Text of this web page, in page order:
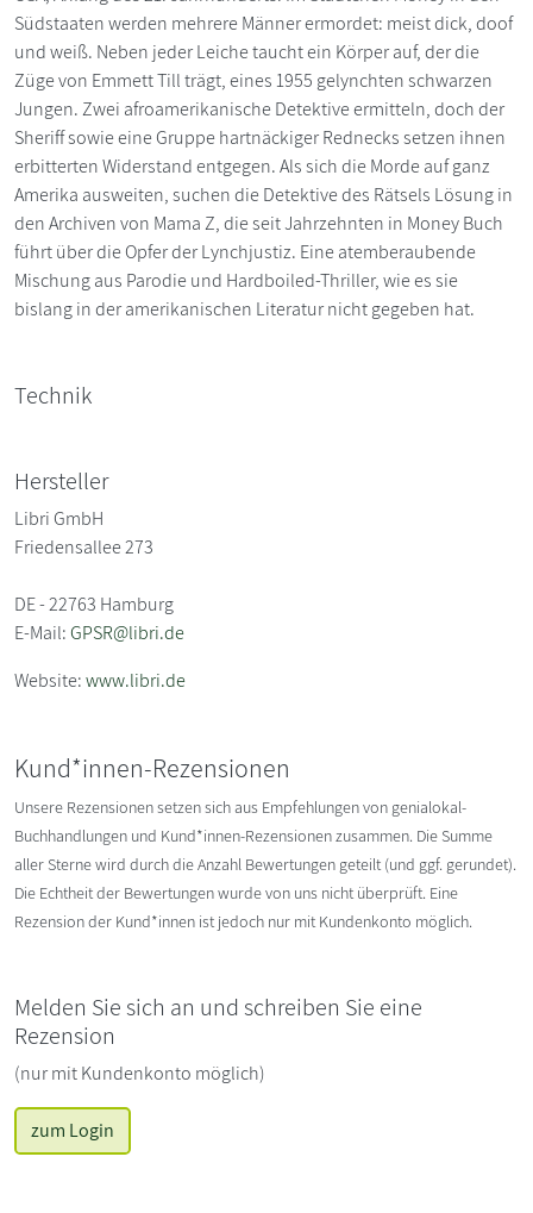
Südstaaten werden mehrere Männer ermordet: meist dick, doof
und weiß. Neben jeder Leiche taucht ein Körper auf, der die
Züge von Emmett Till trägt, eines 1955 gelynchten schwarzen
Jungen. Zwei afroamerikanische Detektive ermitteln, doch der
Sheriff sowie eine Gruppe hartnäckiger Rednecks setzen ihnen
erbitterten Widerstand entgegen. Als sich die Morde auf ganz
Amerika ausweiten, suchen die Detektive des Rätsels Lösung in
den Archiven von Mama Z, die seit Jahrzehnten in Money Buch
führt über die Opfer der Lynchjustiz. Eine atemberaubende
Mischung aus Parodie und Hardboiled-Thriller, wie es sie
bislang in der amerikanischen Literatur nicht gegeben hat.
Technik
Hersteller
Libri GmbH
Friedensallee 273
DE - 22763 Hamburg
E-Mail:GPSR@libri.de
Website:www.libri.de
Kund*innen-Rezensionen
Unsere Rezensionen setzen sich aus Empfehlungen von genialokal-
Buchhandlungen und Kund*innen-Rezensionen zusammen. Die Summe
aller Sterne wird durch die Anzahl Bewertungen geteilt (und ggf. gerundet).
Die Echtheit der Bewertungen wurde von uns nicht überprüft. Eine
Rezension der Kund*innen ist jedoch nur mit Kundenkonto möglich.
Melden Sie sich an und schreiben Sie eine
Rezension
(nur mit Kundenkonto möglich)
zum Login